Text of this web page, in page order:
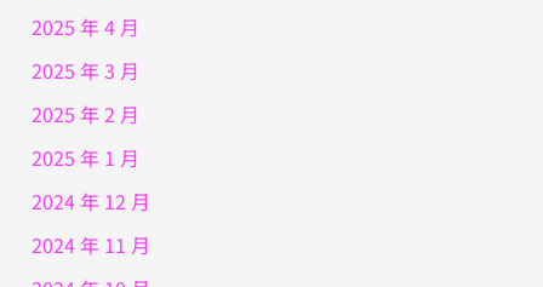
2025 年 4 月
2025 年 3 月
2025 年 2 月
2025 年 1 月
2024 年 12 月
2024 年 11 月